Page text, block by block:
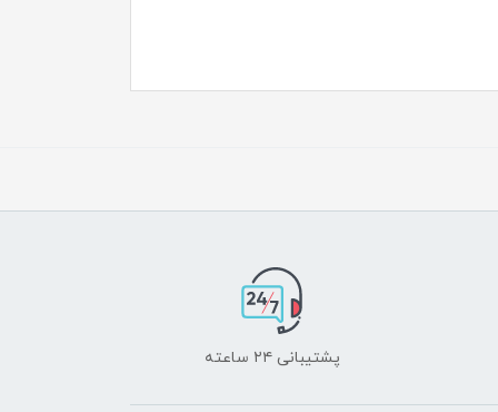
پشتیبانی ۲۴ ساعته